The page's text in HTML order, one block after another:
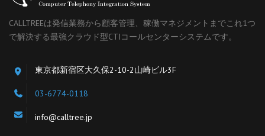
CALLTREEは発信業務から顧客管理、稼働マネジメントまでこれ1つ
で解決する最強クラウド型CTIコールセンターシステムです。
東京都新宿区大久保2-10-2山崎ビル3F
03-6774-0118
info@calltree.jp